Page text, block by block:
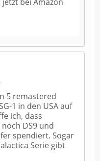
5 remastered
1 in den USA auf
ich, dass
DS9 und
spendiert. Sogar
Serie gibt